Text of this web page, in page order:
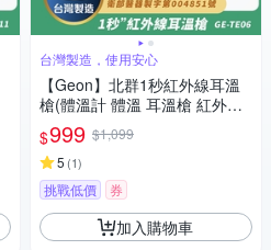
台灣製造，使用安心
【Geon】北群1秒紅外線耳溫
槍(體溫計 體溫 耳溫槍 紅外線
額溫槍/GE-TE06)
$999 $1,099
5 (1)
挑戰低價 券
加入購物車